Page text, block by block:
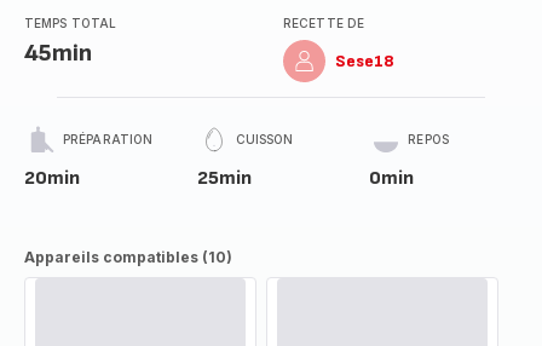
TEMPS TOTAL
45min
RECETTE DE
Sese18
PRÉPARATION
20min
CUISSON
25min
REPOS
0min
Appareils compatibles (10)